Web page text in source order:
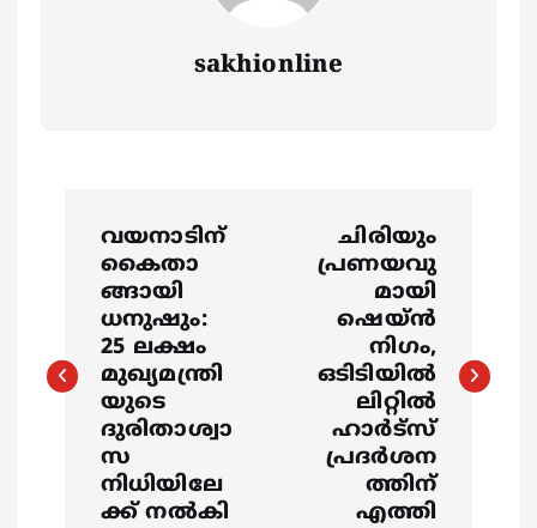
sakhionline
t
വയനാടിന്
കൈതാ
ങ്ങായി
ധനുഷും:
25 ലക്ഷം
മുഖ്യമന്ത്രി
യുടെ
ദുരിതാശ്വാ
സ
നിധിയിലേ
ക്ക് നല്‍കി
ചിരിയും
പ്രണയവു
മായി
ഷെയ്‍ൻ
നിഗം,
ഒടിടിയില്‍
ലിറ്റില്‍
ഹാര്‍ട്‍സ്
പ്രദര്‍ശന
ത്തിന്
എത്തി